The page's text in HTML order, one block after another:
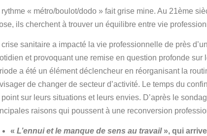
rythme « métro/boulot/dodo » fait grise mine. Au 21ème
ils cherchent à trouver un équilibre entre vie
crise sanitaire a impacté la vie professionnelle de près
et provoquant une remise en question profonde sur
a été un élément déclencheur en réorganisant la
de changer de secteur d’activité. Le temps du
point sur leurs situations et leurs envies. D’après le
raisons qui poussent à une reconversion
« L’ennui et le manque de sens au travail», qui